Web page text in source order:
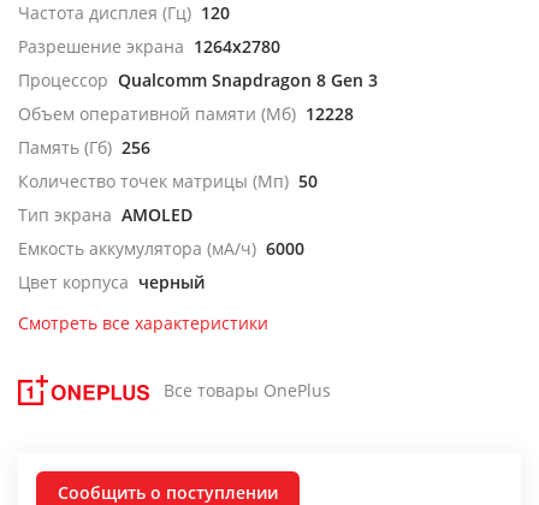
Частота дисплея (Гц) 120
Разрешение экрана 1264x2780
Процессор Qualcomm Snapdragon 8 Gen 3
Объем оперативной памяти (Мб) 12228
Память (Гб) 256
Количество точек матрицы (Мп) 50
Тип экрана AMOLED
Емкость аккумулятора (мА/ч) 6000
Цвет корпуса черный
Смотреть все характеристики
Все товары OnePlus
Сообщить о поступлении